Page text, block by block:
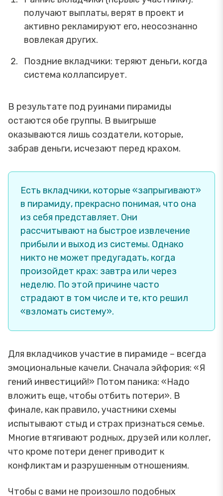
получают выплаты, верят в проект и
активно рекламируют его, неосознанно
вовлекая других.
Поздние вкладчики: теряют деньги, когда
система коллапсирует.
В результате под руинами пирамиды
остаются обе группы. В выигрыше
оказываются лишь создатели, которые,
забрав деньги, исчезают перед крахом.
Есть вкладчики, которые «запрыгивают»
в пирамиду, прекрасно понимая, что она
из себя представляет. Они
рассчитывают на быстрое извлечение
прибыли и выход из системы. Однако
никто не может предугадать, когда
произойдет крах: завтра или через
неделю. По этой причине часто
страдают в том числе и те, кто решил
«взломать систему».
Для вкладчиков участие в пирамиде – всегда
эмоциональные качели. Сначала эйфория: «Я
гений инвестиций!» Потом паника: «Надо
вложить еще, чтобы отбить потери». В
финале, как правило, участники схемы
испытывают стыд и страх признаться семье.
Многие втягивают родных, друзей или коллег,
что кроме потери денег приводит к
конфликтам и разрушенным отношениям.
Чтобы с вами не произошло подобных